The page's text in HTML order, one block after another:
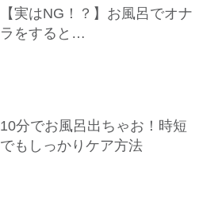
【実はNG！？】お風呂でオナ
ラをすると…
10分でお風呂出ちゃお！時短
でもしっかりケア方法